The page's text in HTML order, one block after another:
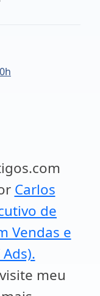
Carlos
de
Vendas e
meu